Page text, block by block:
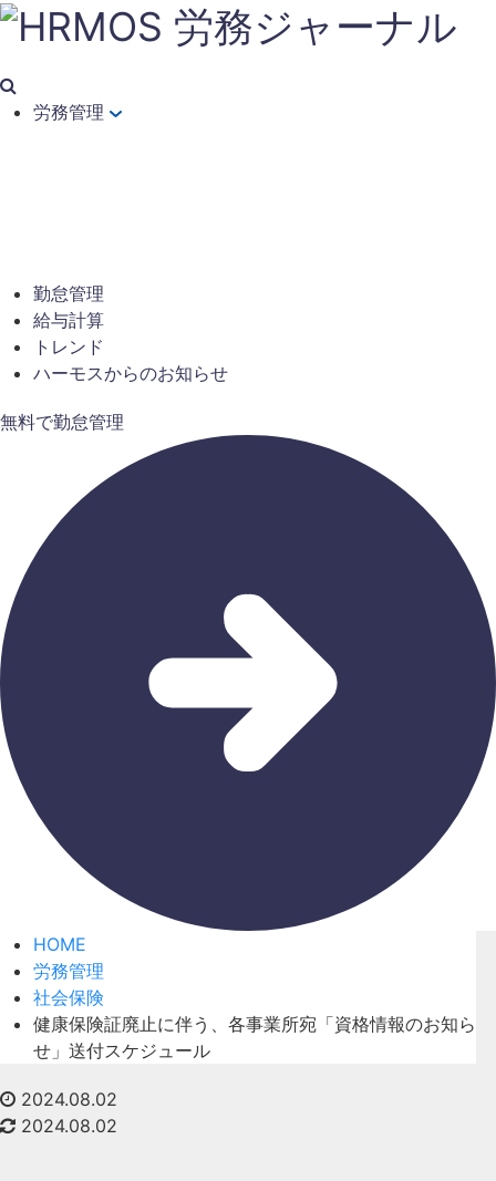
労務管理
勤怠管理
給与計算
トレンド
ハーモスからのお知らせ
無料で勤怠管理
HOME
労務管理
社会保険
健康保険証廃止に伴う、各事業所宛「資格情報のお知ら
せ」送付スケジュール
2024.08.02
2024.08.02